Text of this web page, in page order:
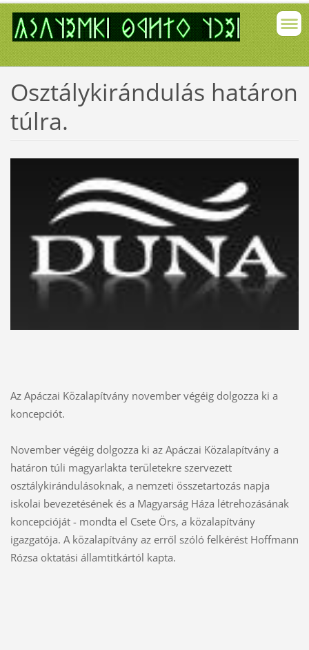
Osztálykirándulás határon
túlra.
Az Apáczai Közalapítvány november végéig dolgozza ki a
koncepciót.
November végéig dolgozza ki az Apáczai Közalapítvány a
határon túli magyarlakta területekre szervezett
osztálykirándulásoknak, a nemzeti összetartozás napja
iskolai bevezetésének és a Magyarság Háza létrehozásának
koncepcióját - mondta el Csete Örs, a közalapítvány
igazgatója. A közalapítvány az erről szóló felkérést Hoffmann
Rózsa oktatási államtitkártól kapta.